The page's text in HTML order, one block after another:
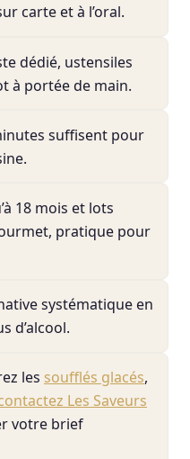
carte et à l’oral.
dédié, ustensiles
à portée de main.
suffisent pour
18 mois et lots
pratique pour
systématique en
d’alcool.
les soufflés glacés,
Les Saveurs
votre brief